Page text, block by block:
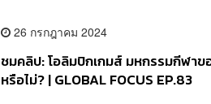
26 กรกฎาคม 2024
ชมคลิป: โอลิมปิกเกมส์ มหกรรมกีฬา
หรือไม่? | GLOBAL FOCUS EP.83